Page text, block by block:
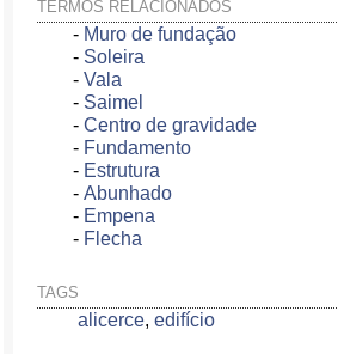
TERMOS RELACIONADOS
- Muro de fundação
- Soleira
-Vala
- Saimel
-Centro de gravidade
- Fundamento
- Estrutura
-Abunhado
- Empena
- Flecha
TAGS
alicerce,edifício